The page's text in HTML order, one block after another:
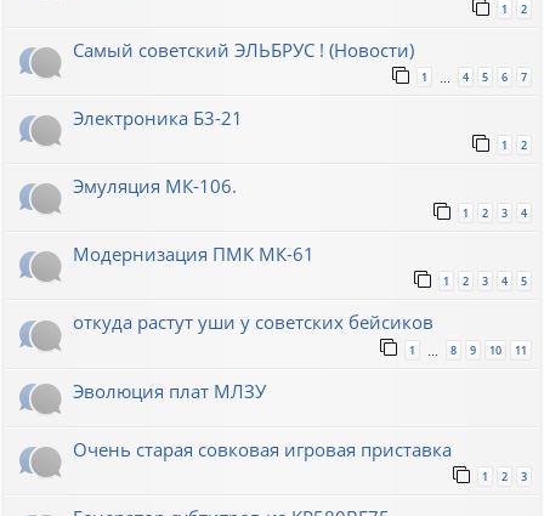
1 2
Самый советский ЭЛЬБРУС ! (Новости)
1 … 4 5 6 7
Электроника Б3-21
1 2
Эмуляция МК-106.
1 2 3 4
Модернизация ПМК МК-61
1 2 3 4 5
откуда растут уши у советских бейсиков
1 8 9 10 11
Эволюция плат МЛЗУ
Очень старая совковая игровая приставка
1 2 3